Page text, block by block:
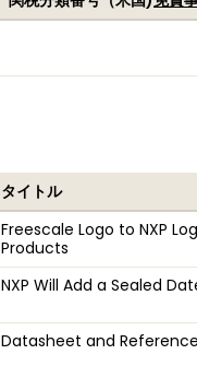
タイトル
Freescale Logo to NXP
Products
NXP Will Add a Sealed
Datasheet and